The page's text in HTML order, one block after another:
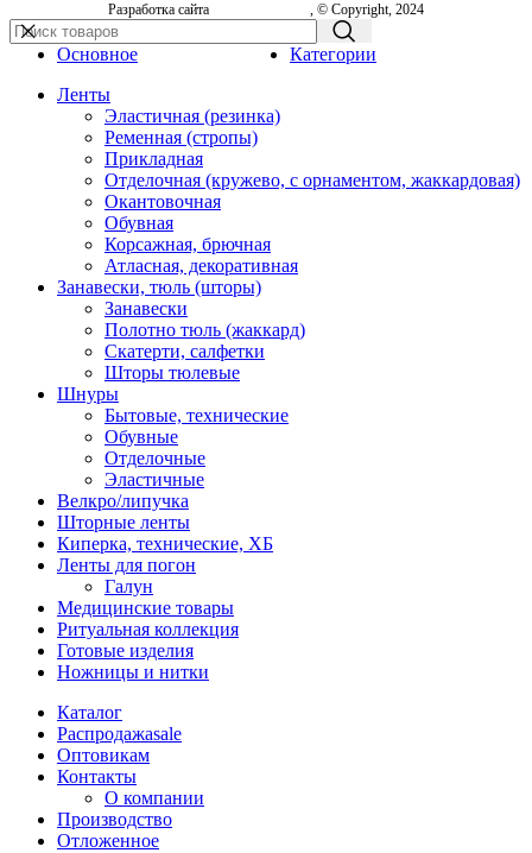
Разработка сайта , © Copyright, 2024
Основное
Категории
Ленты
Эластичная (резинка)
Ременная (стропы)
Прикладная
Отделочная (кружево, с орнаментом, жаккардовая)
Окантовочная
Обувная
Корсажная, брючная
Атласная, декоративная
Занавески, тюль (шторы)
Занавески
Полотно тюль (жаккард)
Скатерти, салфетки
Шторы тюлевые
Шнуры
Бытовые, технические
Обувные
Отделочные
Эластичные
Велкро/липучка
Шторные ленты
Киперка, технические, ХБ
Ленты для погон
Галун
Медицинские товары
Ритуальная коллекция
Готовые изделия
Ножницы и нитки
Каталог
Распродажаsale
Оптовикам
Контакты
О компании
Производство
Отложенное